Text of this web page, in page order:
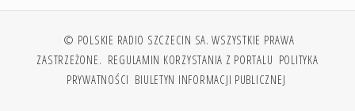
© POLSKIE RADIO SZCZECIN SA. WSZYSTKIE PRAWA
ZASTRZEŻONE. REGULAMIN KORZYSTANIA Z PORTALU POLITYKA
PRYWATNOŚCI BIULETYN INFORMACJI PUBLICZNEJ